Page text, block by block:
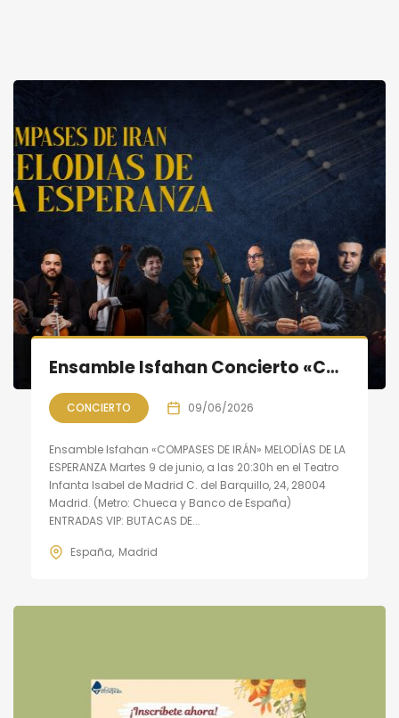
Ensamble Isfahan Concierto «COMPASES DE IRÁN»: Melodías de la Esperanza
CONCIERTO 09/06/2026
Ensamble Isfahan «COMPASES DE IRÁN» MELODÍAS DE LA
ESPERANZA Martes 9 de junio, a las 20:30h en el Teatro
Infanta Isabel de Madrid C. del Barquillo, 24, 28004
Madrid. (Metro: Chueca y Banco de España)
ENTRADAS VIP: BUTACAS DE...
España Madrid